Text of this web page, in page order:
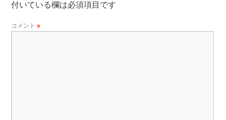
付いている欄は必須項目です
コメント※